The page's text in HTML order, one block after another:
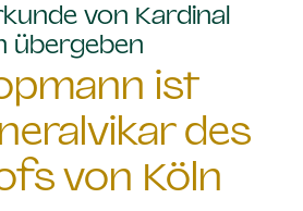
von Kardinal
übergeben
ist
des
von Köln